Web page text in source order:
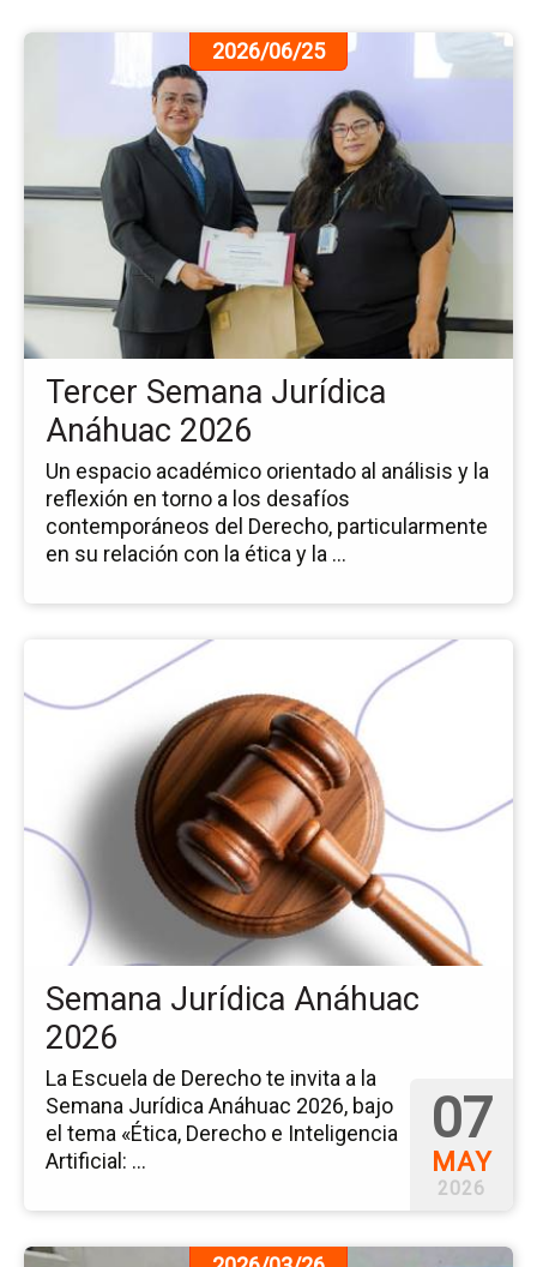
Tercer Semana Jurídica
Anáhuac 2026
Un espacio académico orientado al análisis y la
reflexión en torno a los desafíos
contemporáneos del Derecho, particularmente
en su relación con la ética y la ...
2026/06/25
Semana Jurídica Anáhuac
2026
La Escuela de Derecho te invita a la
Semana Jurídica Anáhuac 2026, bajo
el tema «Ética, Derecho e Inteligencia
Artificial: ...
07
MAY
2026